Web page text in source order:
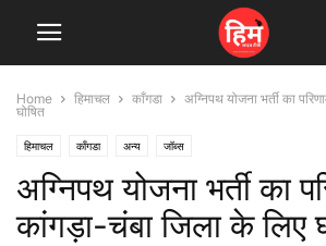
Home हिमाचल काँगडा
अग्निपथ योजना भर्ती का
घोषित
हिमाचल काँगडा अन्य जॉब्स
अग्निपथ योजना भर्ती का
कांगड़ा-चंबा जिला के लिए